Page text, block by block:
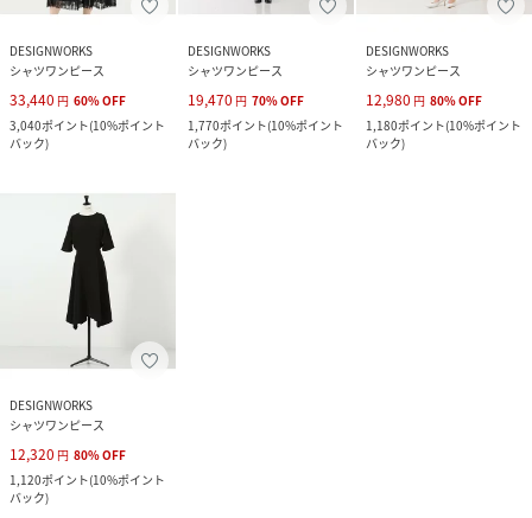
DESIGNWORKS
シャツワンピース
33,440 円 60%OFF
3,040ポイント(10%ポイント
バック)
DESIGNWORKS
シャツワンピース
19,470 円 70%OFF
1,770ポイント(10%ポイント
バック)
DESIGNWORKS
シャツワンピース
12,980 円 80%OFF
1,180ポイント(10%ポイント
バック)
DESIGNWORKS
シャツワンピース
12,320 円 80%OFF
1,120ポイント(10%ポイント
バック)